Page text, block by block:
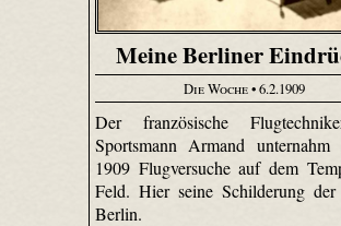
Meine Berliner
Die Woche• 6.2.1909
Der französische
Sportsmann Armand unternahm
1909 Flugversuche auf dem
Feld. Hier seine Schilderung
Berlin.